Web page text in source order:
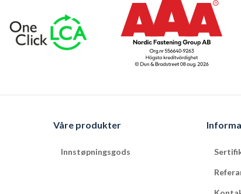
Våre produkter
Innstøpningsgods